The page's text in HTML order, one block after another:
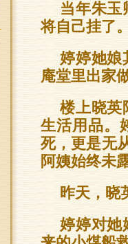
当年朱玉
将自己挂了
婷婷她娘
庵堂里出家
楼上晓英
生活用品。
死，更是无
阿姨始终未
昨天，晓
婷婷对她